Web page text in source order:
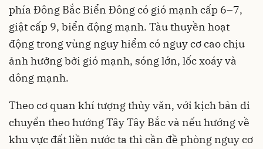
phía Đông Bắc Biển Đông có gió mạnh cấp 6–7,
giật cấp 9, biển động mạnh. Tàu thuyền hoạt
động trong vùng nguy hiểm có nguy cơ cao chịu
ảnh hưởng bởi gió mạnh, sóng lớn, lốc xoáy và
dông mạnh.
Theo cơ quan khí tượng thủy văn, với kịch bản di
chuyển theo hướng Tây Tây Bắc và nếu hướng về
khu vực đất liền nước ta thì cần đề phòng nguy cơ